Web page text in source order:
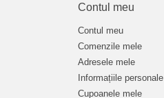
Contul meu
Contul meu
Comenzile mele
Adresele mele
Informațiile personale
Cupoanele mele